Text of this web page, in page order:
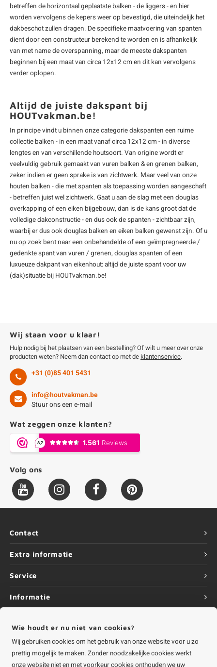
betreffen de horizontaal geplaatste balken - de liggers - en hier
worden vervolgens de kepersweer op bevestigd, die uiteindelijk het
dakbeschot zullen dragen. De specifieke maatvoering van spanten
dient door een constructeur berekend te worden en is afhankelijk
van met name de overspanning, maar de meeste dakspanten
beginnen bij een maat van circa 12x12 cm en dit kan vervolgens
verder oplopen.
Altijd de juiste dakspant bij
HOUTvakman.be!
In principe vindt u binnen onze categorie dakspanten een ruime
collectie balken - in een maat vanaf circa 12x12 cm - in diverse
lengtes en van verschillende houtsoort. Van origine wordt er
veelvuldig gebruik gemaakt van vuren balken & en grenen balken,
zeker indien er geen sprake is van zichtwerk. Maar veel van onze
houten balken - die met spanten als toepassing worden aangeschaft
- betreffen juist wel zichtwerk. Gaat u aan de slag met een douglas
overkapping of een eiken bijgebouw, dan is de kans groot dat de
volledige dakconstructie - en dus ook de spanten - zichtbaar zijn,
waarbij er dus ookdouglas balken en eiken balken gewenst zijn. Of u
nu op zoek bent naar een onbehandelde of een geïmpregneerde /
gedenkte spant van vuren / grenen, douglas spanten of een
luxueuze dakpant van eikenhout: altijd de juiste spant voor uw
(dak)situatie bij HOUTvakman.be!
Wij staan voor u klaar!
Hulp nodig bij het plaatsen van een bestelling? Of wilt u meer over onze
producten weten? Neem dan contact op met de klantenservice.
+31 (0)85 401 5431
info@houtvakman.be
Stuur ons een e-mail
Wat zeggen onze klanten?
Volg ons
Contact
Extra informatie
Service
Informatie
©Copyright 2026 HOUTvakman.be | HOUTvakman.be is onderdeel van
Online BV
Wie houdt er nu niet van cookies?
Wij gebruiken cookies om het gebruik van onze website voor u zo
prettig mogelijk te maken. Zonder noodzakelijke cookies werkt
onze website niet en met voorkeur cookies onthouden we uw